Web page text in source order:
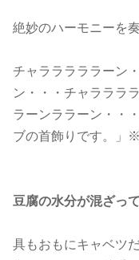
絶妙のハーモニーを奏
チャラララララーン
ン・・・チャラララ
ラーンララーン・・
ブの首飾りです。」※
豆腐の水分が混ざっ
具もおもにキャベツ